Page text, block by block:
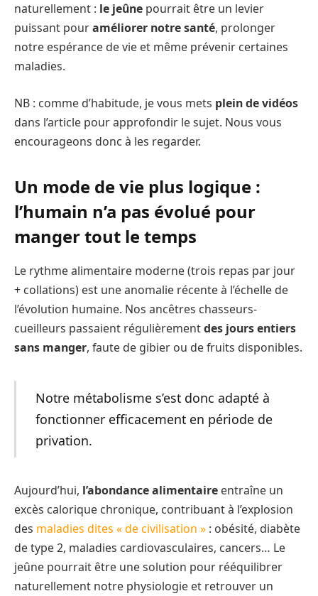
naturellement : le jeûne pourrait être un levier
puissant pouraméliorer notre santé, prolonger
notre espérance de vie et même prévenir certaines
maladies.
NB : comme d’habitude, je vous mets plein de vidéos
dans l’article pour approfondir le sujet. Nous vous
encourageons donc à les regarder.
Un mode de vie plus logique :
l’humain n’a pas évolué pour
manger tout le temps
Le rythme alimentaire moderne (trois repas par jour
+ collations) est une anomalie récente à l’échelle de
l’évolution humaine. Nos ancêtres chasseurs-
cueilleurs passaient régulièrementdes jours entiers
sans manger, faute de gibier ou de fruits disponibles.
Notre métabolisme s’est donc adapté à
fonctionner efficacement en période de
privation.
Aujourd’hui, l’abondance alimentaire entraîne un
excès calorique chronique, contribuant à l’explosion
des maladies dites « de civilisation » : obésité, diabète
de type 2, maladies cardiovasculaires, cancers… Le
jeûne pourrait être une solution pour rééquilibrer
naturellement notre physiologie et retrouver un